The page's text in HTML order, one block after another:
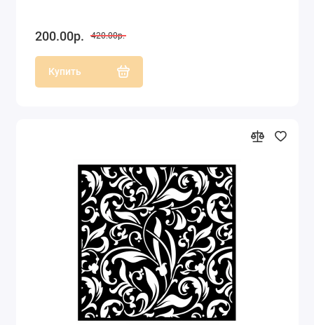
200.00р. 420.00р.
Купить